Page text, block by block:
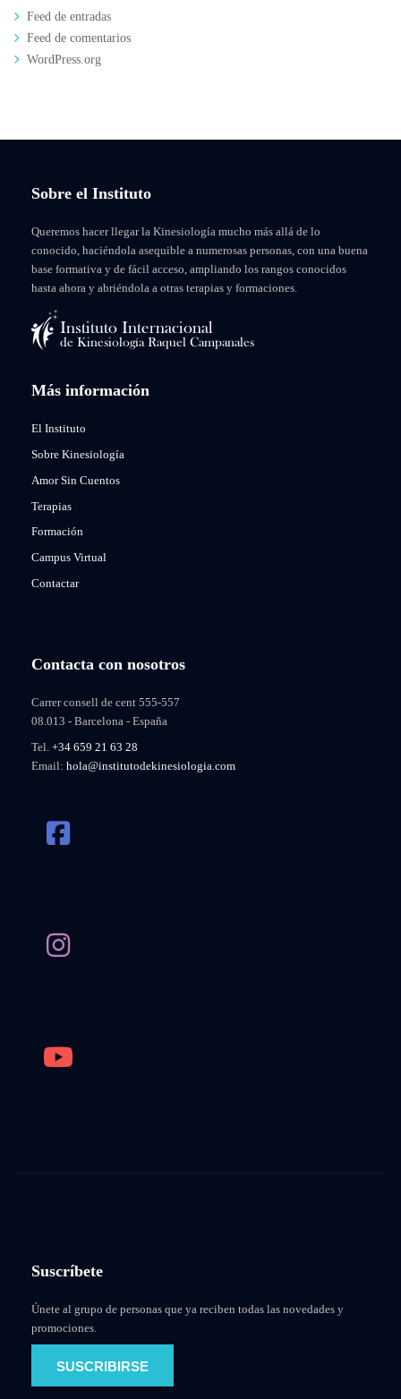
Feed de entradas
Feed de comentarios
WordPress.org
Sobre el Instituto
Queremos hacer llegar la Kinesiología mucho más allá de lo
conocido, haciéndola asequible a numerosas personas, con una buena
base formativa y de fácil acceso, ampliando los rangos conocidos
hasta ahora y abriéndola a otras terapias y formaciones.
Más información
El Instituto
Sobre Kinesiología
Amor Sin Cuentos
Terapias
Formación
Campus Virtual
Contactar
Contacta con nosotros
Carrer consell de cent 555-557
08.013 - Barcelona - España
Tel. +34 659 21 63 28
Email: hola@institutodekinesiologia.com
Suscríbete
Únete al grupo de personas que ya reciben todas las novedades y
promociones.
SUSCRIBIRSE